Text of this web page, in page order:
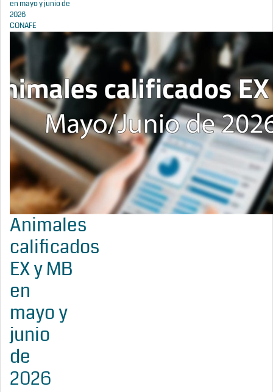
en mayo y junio de
2026
CONAFE
Animales
calificados
EX y MB
en
mayo y
junio
de
2026